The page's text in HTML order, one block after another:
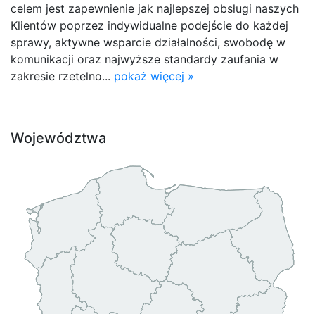
celem jest zapewnienie jak najlepszej obsługi naszych
Klientów poprzez indywidualne podejście do każdej
sprawy, aktywne wsparcie działalności, swobodę w
komunikacji oraz najwyższe standardy zaufania w
zakresie rzetelno... pokaż więcej »
Województwa